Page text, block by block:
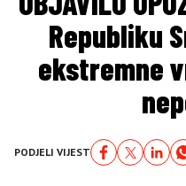
Republiku
ekstremne
PODJELI VIJEST